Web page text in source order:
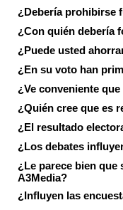
¿Debería prohibirse
¿Con quién debería
¿Puede usted
¿En su voto han
¿Ve conveniente
¿Quién cree que es
¿El resultado
¿Los debates
¿Le parece bien que
A3Media?
¿Influyen las